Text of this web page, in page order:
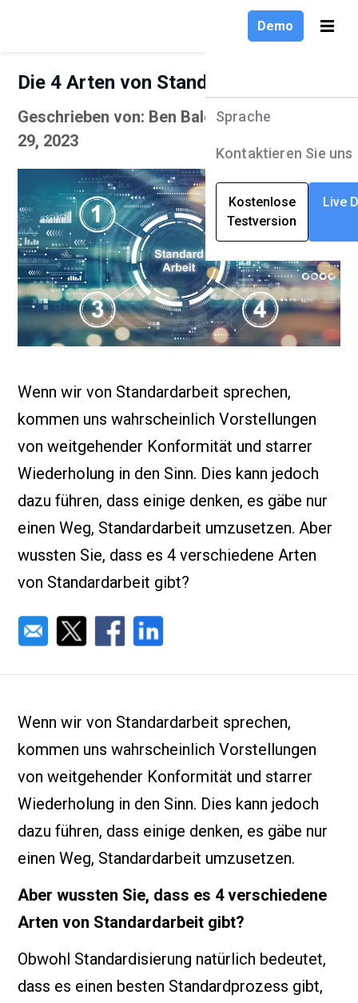
Demo
Produkte
Lösungen
Unternehmen
Ressourcen
Sprache
English
Deutsch
Français
Sprache
Kontaktieren Sie uns
Kostenlose
Testversion
Live
Die 4 Arten von Standardarbeit
Geschrieben von: Ben Baldwin | September
29, 2023
Wenn wir von Standardarbeit sprechen,
kommen uns wahrscheinlich Vorstellungen
von weitgehender Konformität und starrer
Wiederholung in den Sinn. Dies kann jedoch
dazu führen, dass einige denken, es gäbe nur
einen Weg, Standardarbeit umzusetzen. Aber
wussten Sie, dass es 4 verschiedene Arten
von Standardarbeit gibt?
Wenn wir von Standardarbeit sprechen,
kommen uns wahrscheinlich Vorstellungen
von weitgehender Konformität und starrer
Wiederholung in den Sinn. Dies kann jedoch
dazu führen, dass einige denken, es gäbe nur
einen Weg, Standardarbeit umzusetzen.
Aber wussten Sie, dass es 4 verschiedene
Arten von Standardarbeit gibt?
Obwohl Standardisierung natürlich bedeutet,
dass es einen besten Standardprozess gibt,